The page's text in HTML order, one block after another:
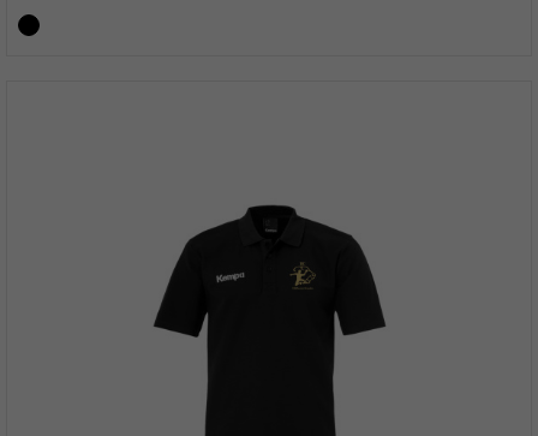
schwarz_schwarz